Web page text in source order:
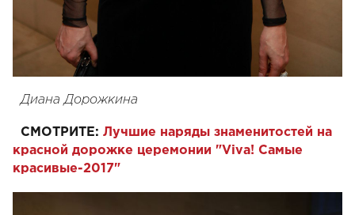
Диана Дорожкина
СМОТРИТЕ: Лучшие наряды знаменитостей на
красной дорожке церемонии "Viva! Самые
красивые-2017"